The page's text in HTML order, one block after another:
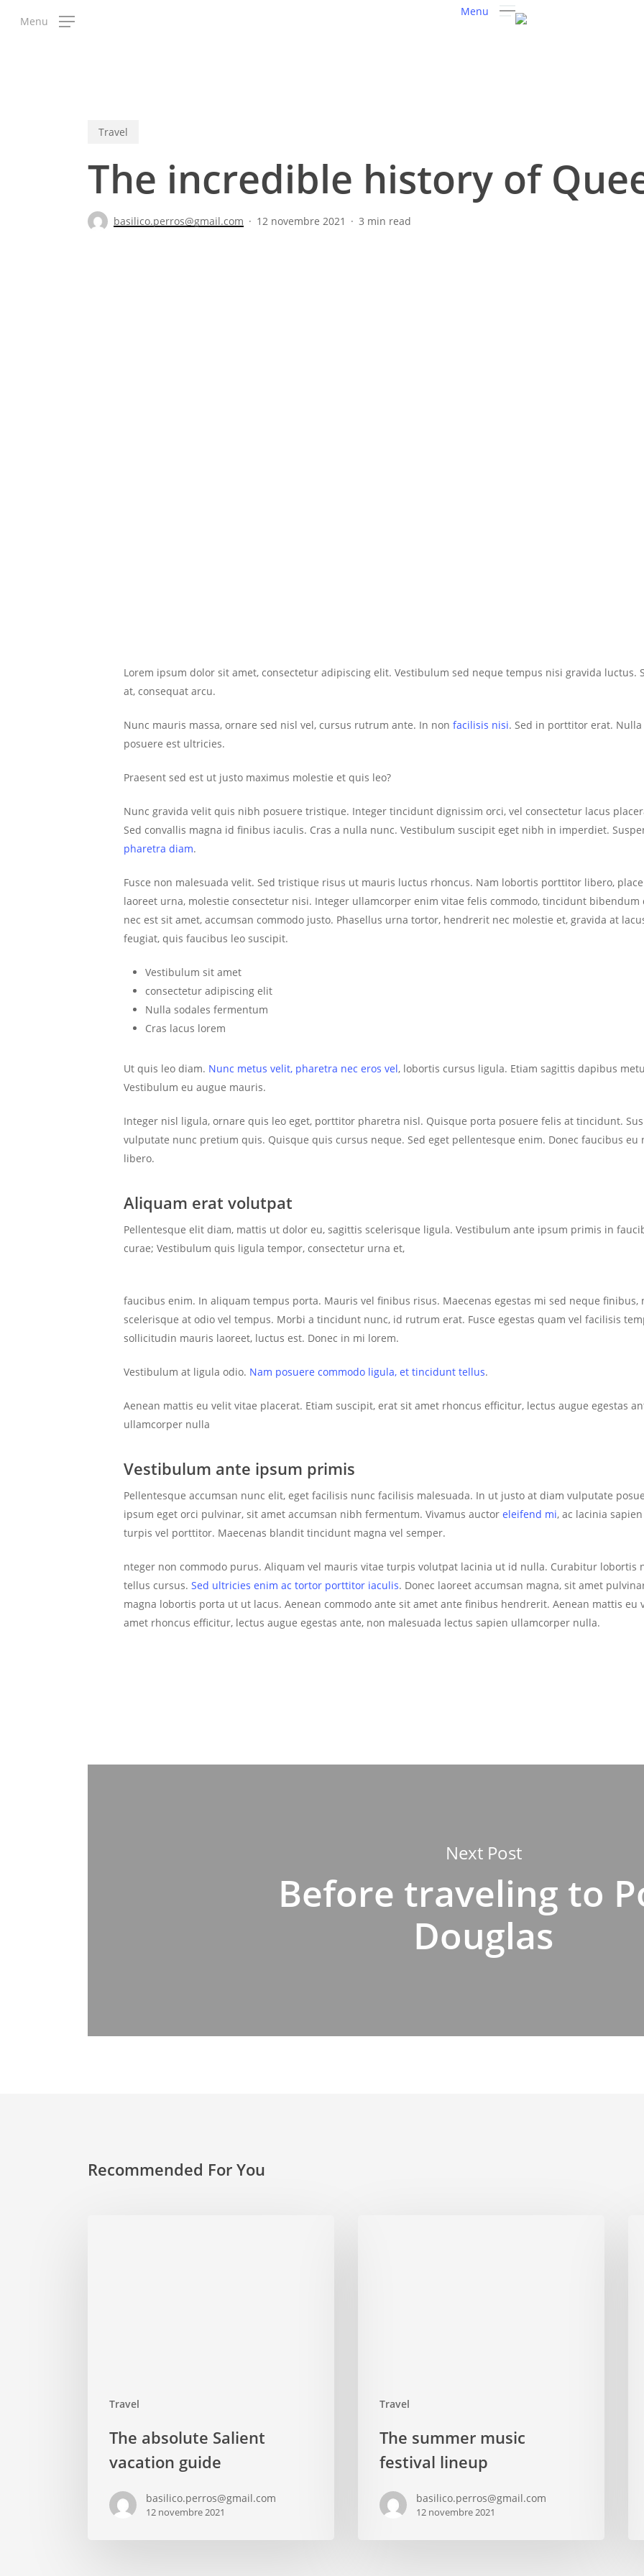
Menu
Menu
Travel
The incredible history of
basilico.perros@gmail.com 12 novembre 2021 3 min read
Lorem ipsum dolor sit amet, consectetur adipiscing elit. Vestibulum sed neque tempus nisi gravida luctus.
at, consequat arcu.
Nunc mauris massa, ornare sed nisl vel, cursus rutrum ante. In non facilisis nisi. Sed in porttitor erat.
posuere est ultricies.
Praesent sed est ut justo maximus molestie et quis leo?
Nunc gravida velit quis nibh posuere tristique. Integer tincidunt dignissim orci, vel consectetur lacus
Sed convallis magna id finibus iaculis. Cras a nulla nunc. Vestibulum suscipit eget nibh in imperdiet.
pharetra diam.
Fusce non malesuada velit. Sed tristique risus ut mauris luctus rhoncus. Nam lobortis porttitor libero,
laoreet urna, molestie consectetur nisi. Integer ullamcorper enim vitae felis commodo, tincidunt
nec est sit amet, accumsan commodo justo. Phasellus urna tortor, hendrerit nec molestie et, gravida at
feugiat, quis faucibus leo suscipit.
Vestibulum sit amet
consectetur adipiscing elit
Nulla sodales fermentum
Cras lacus lorem
Ut quis leo diam. Nunc metus velit, pharetra nec eros vel, lobortis cursus ligula. Etiam sagittis dapibus
Vestibulum eu augue mauris.
Integer nisl ligula, ornare quis leo eget, porttitor pharetra nisl. Quisque porta posuere felis at tincidunt.
vulputate nunc pretium quis. Quisque quis cursus neque. Sed eget pellentesque enim. Donec faucibus
libero.
Aliquam erat volutpat
Pellentesque elit diam, mattis ut dolor eu, sagittis scelerisque ligula. Vestibulum ante ipsum primis in
curae; Vestibulum quis ligula tempor, consectetur urna et,
faucibus enim. In aliquam tempus porta. Mauris vel finibus risus. Maecenas egestas mi sed neque
scelerisque at odio vel tempus. Morbi a tincidunt nunc, id rutrum erat. Fusce egestas quam vel facilisis
sollicitudin mauris laoreet, luctus est. Donec in mi lorem.
Vestibulum at ligula odio. Nam posuere commodo ligula, et tincidunt tellus.
Aenean mattis eu velit vitae placerat. Etiam suscipit, erat sit amet rhoncus efficitur, lectus augue egestas
ullamcorper nulla
Vestibulum ante ipsum primis
Pellentesque accumsan nunc elit, eget facilisis nunc facilisis malesuada. In ut justo at diam vulputate
ipsum eget orci pulvinar, sit amet accumsan nibh fermentum. Vivamus auctor eleifend mi, ac lacinia
turpis vel porttitor. Maecenas blandit tincidunt magna vel semper.
nteger non commodo purus. Aliquam vel mauris vitae turpis volutpat lacinia ut id nulla. Curabitur
tellus cursus. Sed ultricies enim ac tortor porttitor iaculis. Donec laoreet accumsan magna, sit amet
magna lobortis porta ut ut lacus. Aenean commodo ante sit amet ante finibus hendrerit. Aenean mattis eu
amet rhoncus efficitur, lectus augue egestas ante, non malesuada lectus sapien ullamcorper nulla.
Next Post
Before traveling to
Douglas
Recommended For You
Travel
The absolute Salient
vacation guide
basilico.perros@gmail.com
12 novembre 2021
Travel
The summer music
festival lineup
basilico.perros@gmail.com
12 novembre 2021